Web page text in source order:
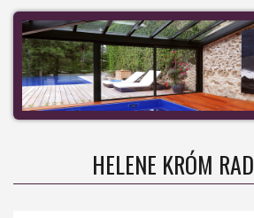
HELENE KRÓM